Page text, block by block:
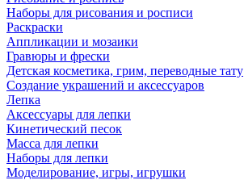
Наборы для рисования и росписи
Раскраски
Аппликации и мозаики
Гравюры и фрески
Детская косметика, грим, переводные тату
Создание украшений и аксессуаров
Лепка
Аксессуары для лепки
Кинетический песок
Масса для лепки
Наборы для лепки
Моделирование, игры, игрушки